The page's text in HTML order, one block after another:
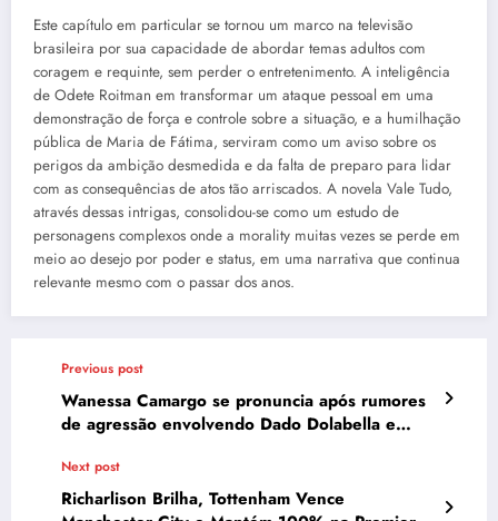
Este capítulo em particular se tornou um marco na televisão
brasileira por sua capacidade de abordar temas adultos com
coragem e requinte, sem perder o entretenimento. A inteligência
de Odete Roitman em transformar um ataque pessoal em uma
demonstração de força e controle sobre a situação, e a humilhação
pública de Maria de Fátima, serviram como um aviso sobre os
perigos da ambição desmedida e da falta de preparo para lidar
com as consequências de atos tão arriscados. A novela Vale Tudo,
através dessas intrigas, consolidou-se como um estudo de
personagens complexos onde a morality muitas vezes se perde em
meio ao desejo por poder e status, em uma narrativa que continua
relevante mesmo com o passar dos anos.
Previous post
Wanessa Camargo se pronuncia após rumores
de agressão envolvendo Dado Dolabella e
Next post
Richarlison Brilha, Tottenham Vence